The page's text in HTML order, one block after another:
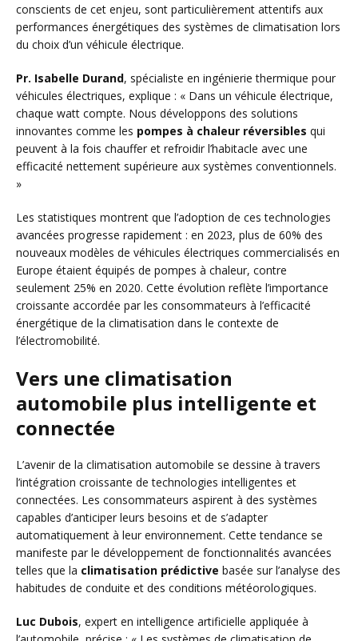
conscients de cet enjeu, sont particulièrement attentifs aux
performances énergétiques des systèmes de climatisation lors
du choix d’un véhicule électrique.
Pr. Isabelle Durand, spécialiste en ingénierie thermique pour
véhicules électriques, explique : « Dans un véhicule électrique,
chaque watt compte. Nous développons des solutions
innovantes comme les pompes à chaleur réversibles qui
peuvent à la fois chauffer et refroidir l’habitacle avec une
efficacité nettement supérieure aux systèmes conventionnels.
»
Les statistiques montrent que l’adoption de ces technologies
avancées progresse rapidement : en 2023, plus de 60% des
nouveaux modèles de véhicules électriques commercialisés en
Europe étaient équipés de pompes à chaleur, contre
seulement 25% en 2020. Cette évolution reflète l’importance
croissante accordée par les consommateurs à l’efficacité
énergétique de la climatisation dans le contexte de
l’électromobilité.
Vers une climatisation
automobile plus intelligente et
connectée
L’avenir de la climatisation automobile se dessine à travers
l’intégration croissante de technologies intelligentes et
connectées. Les consommateurs aspirent à des systèmes
capables d’anticiper leurs besoins et de s’adapter
automatiquement à leur environnement. Cette tendance se
manifeste par le développement de fonctionnalités avancées
telles que la climatisation prédictive basée sur l’analyse des
habitudes de conduite et des conditions météorologiques.
Luc Dubois, expert en intelligence artificielle appliquée à